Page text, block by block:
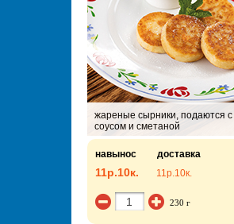
жареные сырники, подаются
соусом и сметаной
навынос доставка
11р.10к. 11р.10к.
230 г